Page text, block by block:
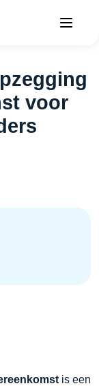
voor
is een